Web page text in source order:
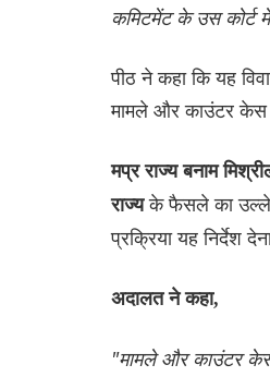
कमिटमेंट के उस कोर्ट
पीठ ने कहा कि यह
मामले और काउंटर केस
मप्र राज्य बनाम
राज्यके फैसले का
प्रक्रिया यह निर्देश
अदालत ने कहा,
"मामले और काउंटर केस